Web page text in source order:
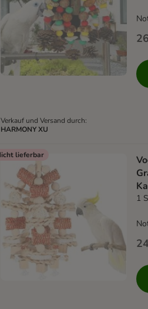
Verkauf und Versand durch:
HARMONY XU
lieferbar
1